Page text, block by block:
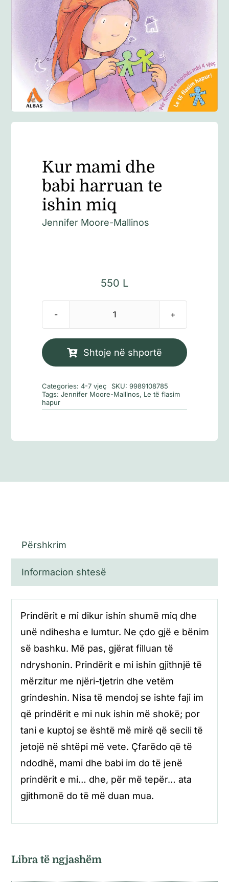
Anglisht
Ditarë
Evente
Kur mami dhe
babi harruan te
ishin miq
Jennifer Moore-Mallinos
550 L
Sasi
mami
harruan
te
Shtoje në shportë
Categories:4-7 vjeç SKU:9989108785
Tags:Jennifer Moore-Mallinos, Le të flasim
hapur
Përshkrim
Informacion shtesë
Prindërit e mi dikur ishin shumë miq dhe
unë ndihesha e lumtur. Ne çdo gjë e bënim
së bashku. Më pas, gjërat filluan të
ndryshonin. Prindërit e mi ishin gjithnjë të
mërzitur me njëri-tjetrin dhe vetëm
grindeshin. Nisa të mendoj se ishte faji im
që prindërit e mi nuk ishin më shokë; por
tani e kuptoj se është më mirë që secili të
jetojë në shtëpi më vete. Çfarëdo që të
ndodhë, mami dhe babi im do të jenë
prindërit e mi… dhe, për më tepër… ata
gjithmonë do të më duan mua.
Libra të ngjashëm